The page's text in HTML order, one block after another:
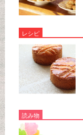
レシピ
読み物